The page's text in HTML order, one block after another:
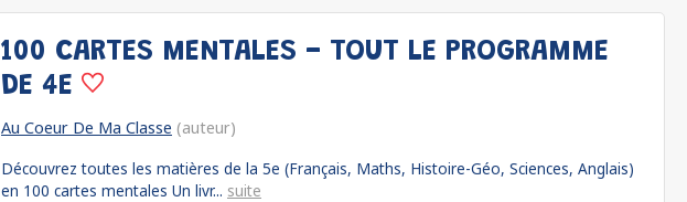
100 CARTES MENTALES - TOUT LE PROGRAMME
DE 4E
Au Coeur De Ma Classe (auteur)
Découvrez toutes les matières de la 5e (Français, Maths, Histoire-Géo, Sciences, Anglais)
en 100 cartes mentales Un livr... suite